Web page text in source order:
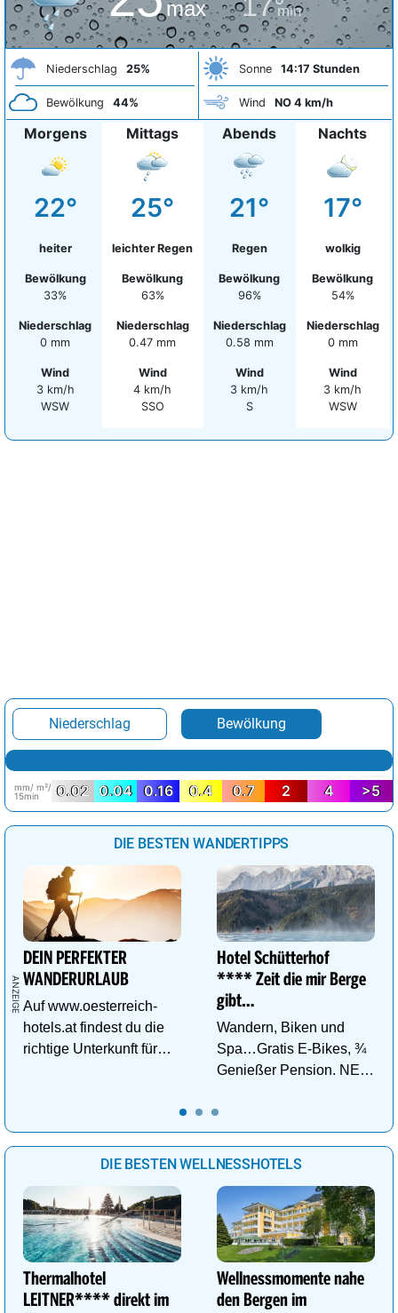
max min
Niederschlag 25%
Bewölkung 44%
Sonne 14:17 Stunden
Wind NO 4 km/h
Morgens
22°
heiter
Bewölkung
33%
Niederschlag
0 mm
Wind
3 km/h
WSW
Mittags
25°
leichter Regen
Bewölkung
63%
Niederschlag
0.47 mm
Wind
4 km/h
SSO
Abends
21°
Regen
Bewölkung
96%
Niederschlag
0.58 mm
Wind
3 km/h
S
Nachts
17°
wolkig
Bewölkung
54%
Niederschlag
0 mm
Wind
3 km/h
WSW
Niederschlag Bewölkung
mm/ m²/
15min
0.02 0.04 0.16 0.4 0.7 2 4 >5
DIE BESTEN WANDERTIPPS
DEIN PERFEKTER
WANDERURLAUB
Auf www.oesterreich-
hotels.at findest du die
richtige Unterkunft für
Hotel Schütterhof
**** Zeit die mir Berge
gibt…
Wandern, Biken und
Spa…Gratis E-Bikes, ¾
Genießer Pension. NEU:
buchbar!
DIE BESTEN WELLNESSHOTELS
Thermalhotel
LEITNER**** direkt im
Wellnessmomente nahe
den Bergen im